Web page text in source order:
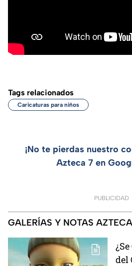
Tags relacionados
Caricaturas para niños
¡No te pierdas nuestro
Azteca 7 en
PUBLICIDAD
GALERÍAS Y NOTAS
del